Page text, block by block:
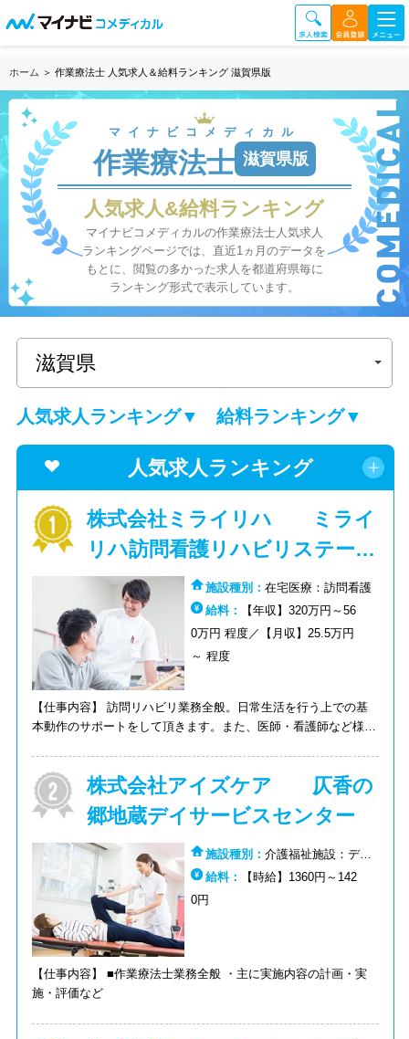
ホーム ＞ 作業療法士 人気求人＆給料ランキング 滋賀県版
マイナビコメディカル
作業療法士 滋賀県版
人気求人&給料ランキング
マイナビコメディカルの作業療法士人気求人
ランキングページでは、直近1ヵ月のデータを
もとに、閲覧の多かった求人を都道府県毎に
ランキング形式で表示しています。
人気求人ランキング▼ 給料ランキング▼
人気求人ランキング
株式会社ミライリハ ミライ
リハ訪問看護リハビリステーシ
ョン栗東
施設種別：在宅医療：訪問看護
給料：
【年収】320万円～56
0万円 程度／【月収】25.5万円
～ 程度
【仕事内容】 訪問リハビリ業務全般。日常生活を行う上での基
本動作のサポートをして頂きます。また、医師・看護師など様々
株式会社アイズケア 仄香の
郷地蔵デイサービスセンター
施設種別：介護福祉施設：デイ
サービス（通所介護）
給料：
【時給】1360円～142
0円
【仕事内容】 ■作業療法士業務全般 ・主に実施内容の計画・実
施・評価など